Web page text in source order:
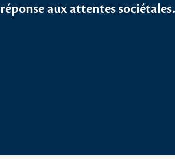
aux attentes sociétales.